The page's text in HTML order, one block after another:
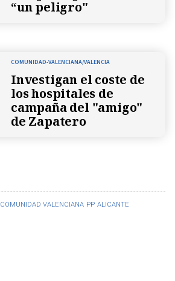
COMUNIDAD VALENCIANA PP ALICANTE
“un peligro"
COMUNIDAD-VALENCIANA/VALENCIA
Investigan el coste de
los hospitales de
campaña del "amigo"
de Zapatero